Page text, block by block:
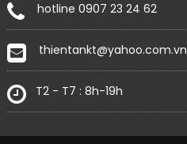
hotline 0907 23 24 62
thientankt@yahoo.com.vn
T2 - T7 : 8h-19h